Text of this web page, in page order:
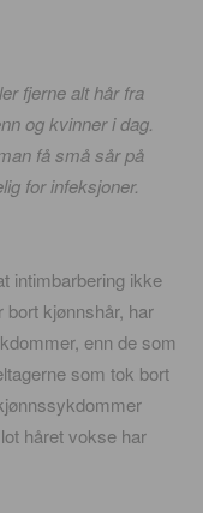
fjerne alt hår fra
og kvinner i dag.
få små sår på
for infeksjoner.
intimbarbering ikke
bort kjønnshår, har
enn de som
som tok bort
håret vokse har